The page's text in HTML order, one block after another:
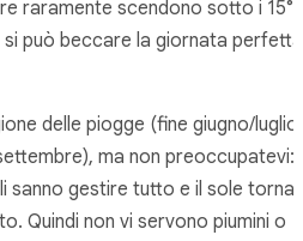
raramente scendono sotto i
può beccare la giornata perfetta
delle piogge (fine giugno/luglio)
ma non preoccupatevi:
sanno gestire tutto e il sole torna
Quindi non vi servono piumini o